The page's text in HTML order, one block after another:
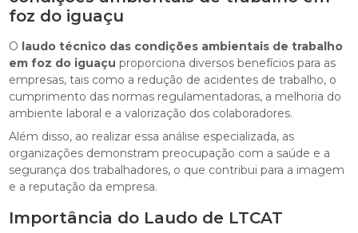
foz do iguaçu
O laudo técnico das condições ambientais de trabalho
em foz do iguaçu proporciona diversos benefícios para as
empresas, tais como a redução de acidentes de trabalho, o
cumprimento das normas regulamentadoras, a melhoria do
ambiente laboral e a valorização dos colaboradores.
Além disso, ao realizar essa análise especializada, as
organizações demonstram preocupação com a saúde e a
segurança dos trabalhadores, o que contribui para a imagem
e a reputação da empresa.
Importância do Laudo de LTCAT